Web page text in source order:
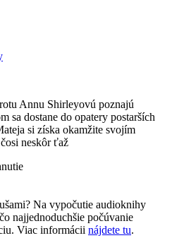
Annu Shirleyovú poznajú
sa dostane do opatery postarších
si získa okamžite svojím
neskôr ťaž
Na vypočutie audioknihy
najjednoduchšie počúvanie
Viac informácii nájdete tu.